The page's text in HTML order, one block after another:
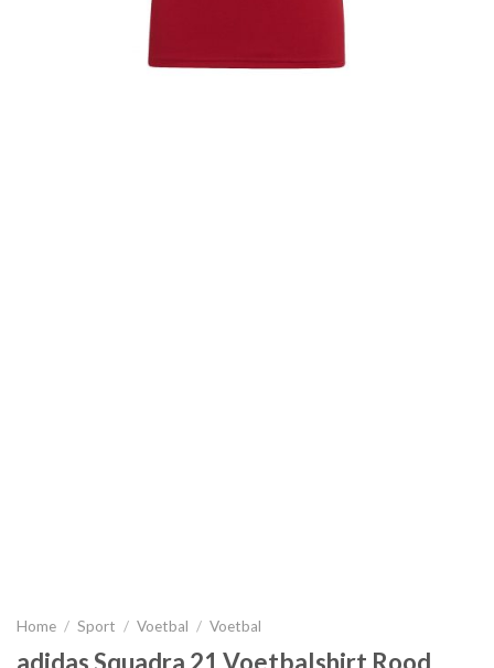
Home / Sport / Voetbal / Voetbal
adidas Squadra 21 Voetbalshirt Rood